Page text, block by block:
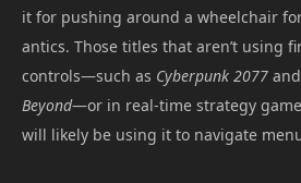
it for pushing around a wheelchair
antics. Those titles that aren’t using
controls—such as Cyberpunk 2077 and
Beyond—or in real-time strategy
will likely be using it to navigate